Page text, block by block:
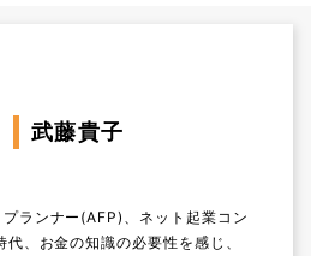
武藤貴子
ランナー(AFP)、ネット起業コン
、お金の知識の必要性を感じ、